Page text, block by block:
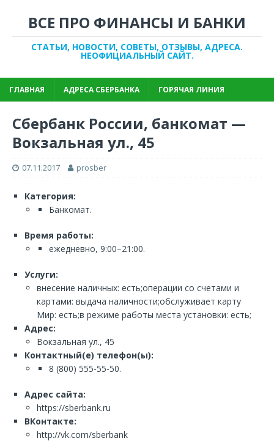
ВСЕ ПРО ФИНАНСЫ И БАНКИ
СТАТЬИ, НОВОСТИ, СОВЕТЫ, ОТЗЫВЫ, АДРЕСА.
НЕОФИЦИАЛЬНЫЙ САЙТ.
ГЛАВНАЯ АДРЕСА СБЕРБАНКА ГОРЯЧАЯ ЛИНИЯ
Сбербанк России, банкомат —
Вокзальная ул., 45
07.11.2017 prosber
Категория:
Банкомат.
Время работы:
ежедневно, 9:00–21:00.
Услуги:
внесение наличных: есть;операции со счетами и
картами: выдача наличности;обслуживает карту
Мир: есть;в режиме работы места установки: есть;
Адрес:
Вокзальная ул., 45
Контактный(е) телефон(ы):
8 (800) 555-55-50.
Адрес сайта:
https://sberbank.ru
ВКонтакте:
http://vk.com/sberbank